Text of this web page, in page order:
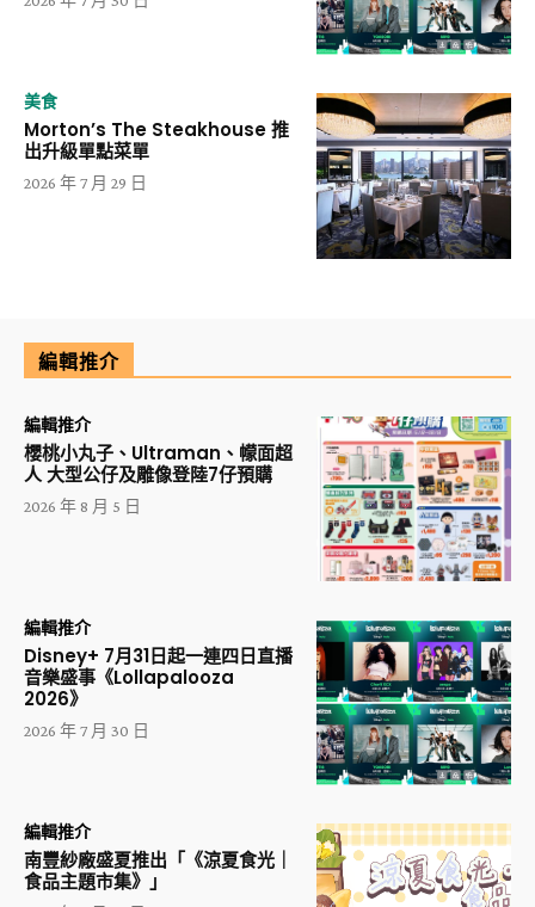
美食
Morton’s The Steakhouse 推
出升級單點菜單
2026 年 7 月 29 日
編輯推介
編輯推介
櫻桃小丸子、Ultraman、幪面超
人 大型公仔及雕像登陸7仔預購
2026 年 8 月 5 日
編輯推介
Disney+ 7月31日起一連四日直播
音樂盛事《Lollapalooza
2026》
2026 年 7 月 30 日
編輯推介
南豐紗廠盛夏推出「《涼夏食光｜
食品主題市集》」